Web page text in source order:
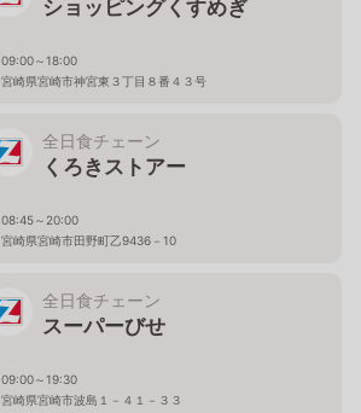
ショッピングくすめぎ
09:00～18:00
宮崎県宮崎市神宮東３丁目８番４３号
全日食チェーン
くろきストアー
08:45～20:00
宮崎県宮崎市田野町乙9436－10
全日食チェーン
スーパーびせ
09:00～19:30
宮崎県宮崎市波島１－４１－３３